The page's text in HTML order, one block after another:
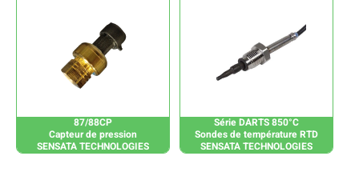
87/88CP
Capteur de pression
SENSATA TECHNOLOGIES
Série DARTS 850°C
Sondes de température RTD
SENSATA TECHNOLOGIES